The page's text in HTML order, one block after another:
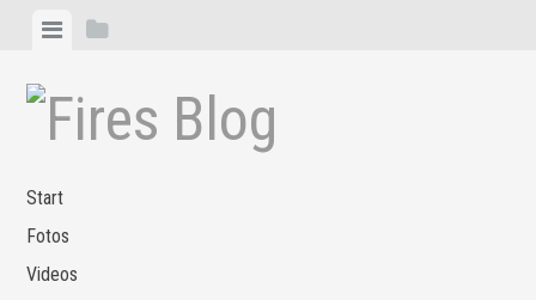
Zum
springen
MenüSeitenleiste
Start
Fotos
Videos